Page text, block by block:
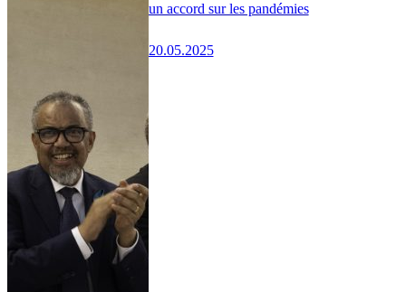
un accord sur les pandémies
20.05.2025